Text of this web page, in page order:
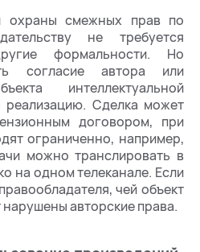
охраны смежных прав по
не требуется
формальности. Но
согласие автора или
интеллектуальной
реализацию. Сделка может
договором, при
ограниченно, например,
можно транслировать в
на одном телеканале. Если
чей объект
нарушены авторские права.